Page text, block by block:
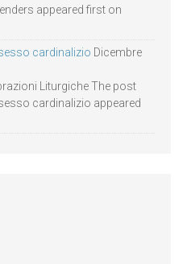
appeared first on
cardinalizio Dicembre
Liturgiche The post
cardinalizio appeared